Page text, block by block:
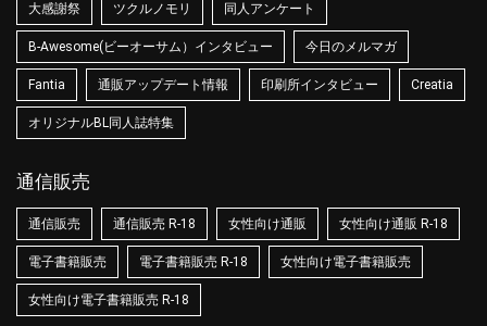
大感謝祭 ツクルノモリ 同人アンケート
B-Awesome(ビーオーサム）インタビュー 今日のメルマガ
Fantia 通販アップデート情報 印刷所インタビュー Creatia
オリジナルBL同人誌特集
通信販売
通信販売 通信販売 R-18 女性向け通販 女性向け通販 R-18
電子書籍販売 電子書籍販売 R-18 女性向け電子書籍販売
女性向け電子書籍販売 R-18